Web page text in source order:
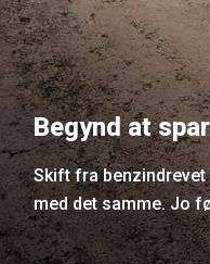
Begynd at
Skift fra
med det samme. Jo